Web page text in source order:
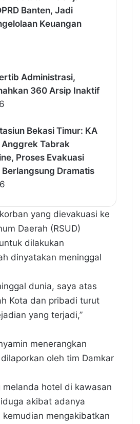
Banten, Jadi
Keuangan
Administrasi,
360 Arsip Inaktif
Bekasi Timur: KA
Tabrak
Proses Evakuasi
Dramatis
yang dievakuasi ke
Daerah (RSUD)
dilakukan
dinyatakan meninggal
dunia, saya atas
Kota dan pribadi turut
yang terjadi,”
menerangkan
oleh tim Damkar
melanda hotel di kawasan
akibat adanya
mengakibatkan